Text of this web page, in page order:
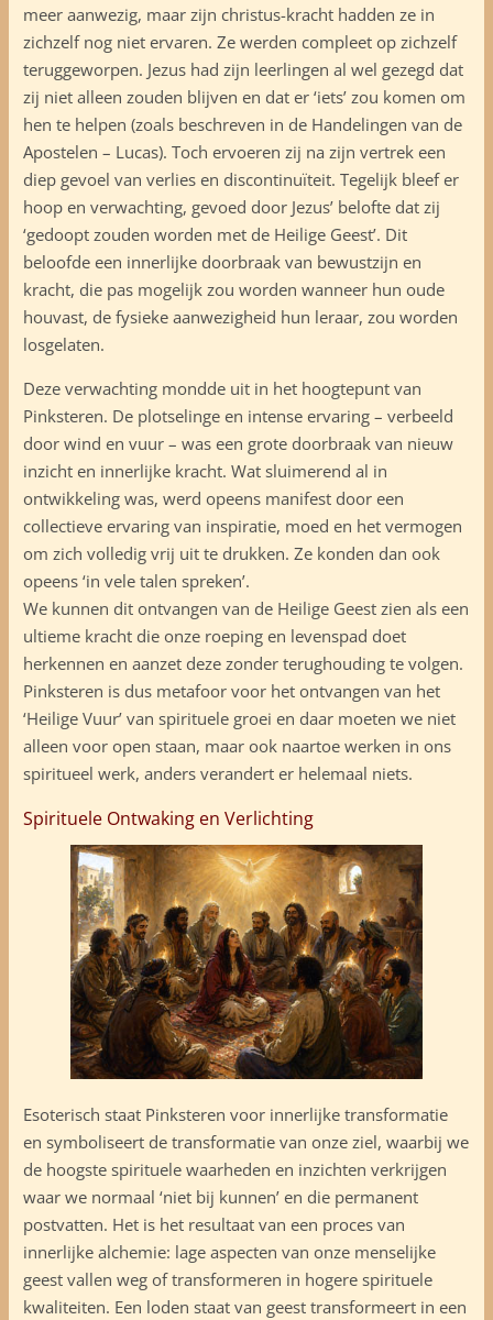
meer aanwezig, maar zijn christus-kracht hadden ze in
zichzelf nog niet ervaren. Ze werden compleet op zichzelf
teruggeworpen. Jezus had zijn leerlingen al wel gezegd dat
zij niet alleen zouden blijven en dat er ‘iets’ zou komen om
hen te helpen (zoals beschreven in de Handelingen van de
Apostelen – Lucas). Toch ervoeren zij na zijn vertrek een
diep gevoel van verlies en discontinuïteit. Tegelijk bleef er
hoop en verwachting, gevoed door Jezus’ belofte dat zij
‘gedoopt zouden worden met de Heilige Geest’. Dit
beloofde een innerlijke doorbraak van bewustzijn en
kracht, die pas mogelijk zou worden wanneer hun oude
houvast, de fysieke aanwezigheid hun leraar, zou worden
losgelaten.
Deze verwachting mondde uit in het hoogtepunt van
Pinksteren. De plotselinge en intense ervaring – verbeeld
door wind en vuur – was een grote doorbraak van nieuw
inzicht en innerlijke kracht. Wat sluimerend al in
ontwikkeling was, werd opeens manifest door een
collectieve ervaring van inspiratie, moed en het vermogen
om zich volledig vrij uit te drukken. Ze konden dan ook
opeens ‘in vele talen spreken’.
We kunnen dit ontvangen van de Heilige Geest zien als een
ultieme kracht die onze roeping en levenspad doet
herkennen en aanzet deze zonder terughouding te volgen.
Pinksteren is dus metafoor voor het ontvangen van het
‘Heilige Vuur’ van spirituele groei en daar moeten we niet
alleen voor open staan, maar ook naartoe werken in ons
spiritueel werk, anders verandert er helemaal niets.
Spirituele Ontwaking en Verlichting
Esoterisch staat Pinksteren voor innerlijke transformatie
en symboliseert de transformatie van onze ziel, waarbij we
de hoogste spirituele waarheden en inzichten verkrijgen
waar we normaal ‘niet bij kunnen’ en die permanent
postvatten. Het is het resultaat van een proces van
innerlijke alchemie: lage aspecten van onze menselijke
geest vallen weg of transformeren in hogere spirituele
kwaliteiten. Een loden staat van geest transformeert in een